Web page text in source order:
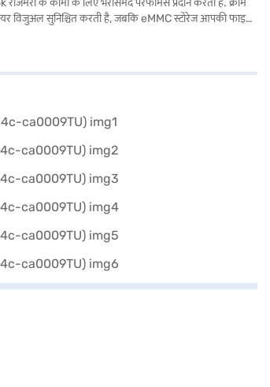
के कामों के लिए भरोसेमंद परफॉर्मेंस प्रदान करता है. क्रोम
विजुअल सुनिश्चित करती है, जबकि eMMC स्टोरेज आपकी फाइल
आदर्श रूप से छात्रों, प्रोफेशनल और ऐसे किसी भी व्यक्ति के लिए